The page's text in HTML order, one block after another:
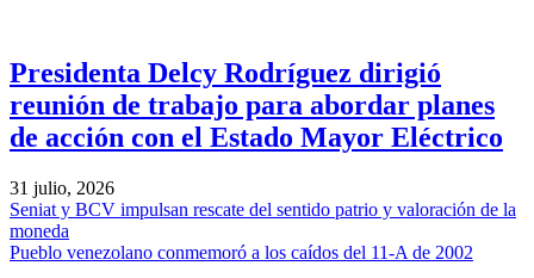
Presidenta Delcy Rodríguez dirigió
reunión de trabajo para abordar planes
de acción con el Estado Mayor Eléctrico
31 julio, 2026
Seniat y BCV impulsan rescate del sentido patrio y valoración de la
moneda
Pueblo venezolano conmemoró a los caídos del 11-A de 2002